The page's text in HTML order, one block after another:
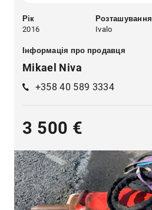
Рік
2016
Розташування
Ivalo
Інформація про продавця
Mikael Niva
+358 40 589 3334
3 500 €